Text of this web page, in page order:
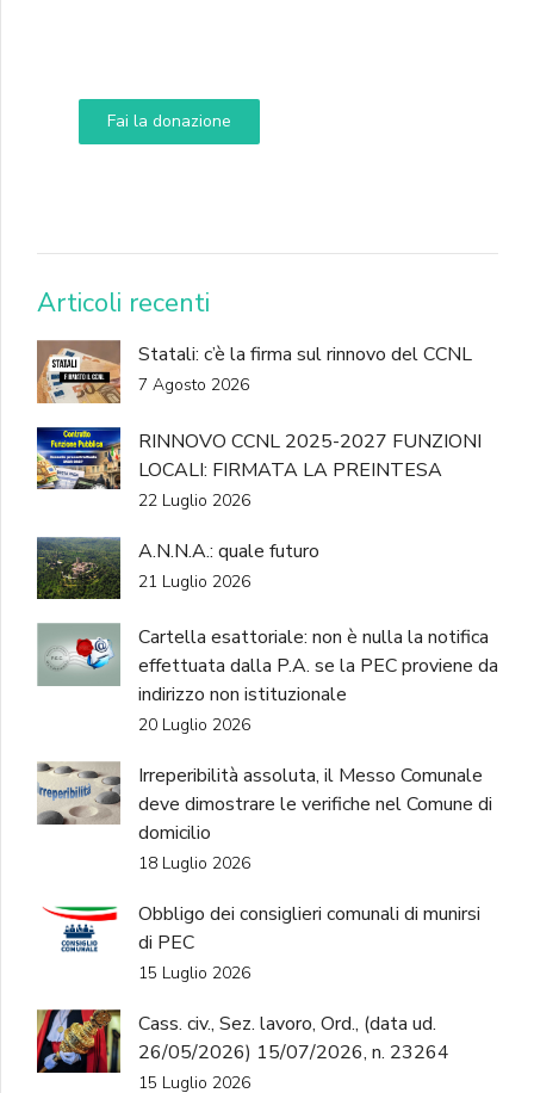
Fai la donazione
DONA
Articoli recenti
Statali: c’è la firma sul rinnovo del CCNL
7 Agosto 2026
RINNOVO CCNL 2025-2027 FUNZIONI
LOCALI: FIRMATA LA PREINTESA
22 Luglio 2026
A.N.N.A.: quale futuro
21 Luglio 2026
Cartella esattoriale: non è nulla la notifica
effettuata dalla P.A. se la PEC proviene da
indirizzo non istituzionale
20 Luglio 2026
Irreperibilità assoluta, il Messo Comunale
deve dimostrare le verifiche nel Comune di
domicilio
18 Luglio 2026
Obbligo dei consiglieri comunali di munirsi
di PEC
15 Luglio 2026
Cass. civ., Sez. lavoro, Ord., (data ud.
26/05/2026) 15/07/2026, n. 23264
15 Luglio 2026